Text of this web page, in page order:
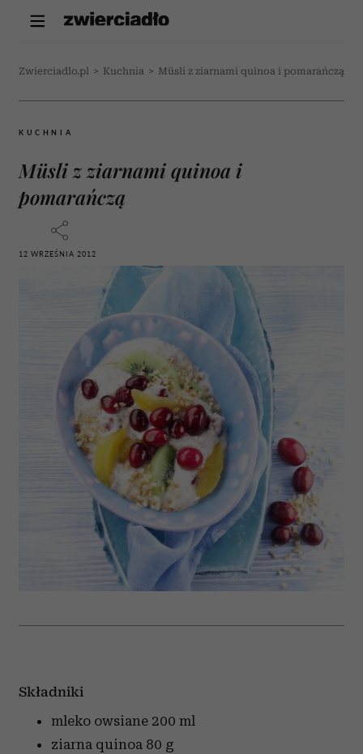
Zwierciadlo.pl > Kuchnia > Müsli z ziarnami quinoa i pomarańczą
KUCHNIA
Müsli z ziarnami quinoa i
pomarańczą
12 WRZEŚNIA 2012
Składniki
mleko owsiane 200 ml
ziarna quinoa 80 g